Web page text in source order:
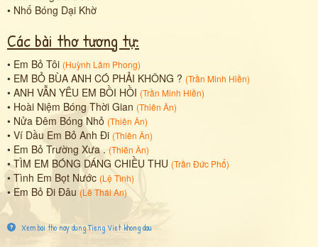
• Nhố Bóng Dại Khờ
Các bài thơ tương tự:
• Em Bỏ Tôi (Huỳnh Lâm Phong)
• EM BỎ BÙA ANH CÓ PHẢI KHÔNG ? (Trần Minh Hiền)
• ANH VẪN YÊU EM BỒI HỒI (Trần Minh Hiền)
• Hoài Niệm Bóng Thời Gian (Thiên Ân)
• Nửa Đêm Bóng Nhỏ (Thiên Ân)
• Ví Dầu Em Bỏ Anh Đi (Thiên Ân)
• Em Bỏ Trường Xưa . (Thiên Ân)
•TÌM EM BÓNG DÁNG CHIỀU THU (Trần Đức Phổ)
• Tình Em Bọt Nước (Lệ Tình)
•Em Bỏ Đi Đâu (Lê Thái An)
Xem bai tho nay dung Tieng Viet khong dau